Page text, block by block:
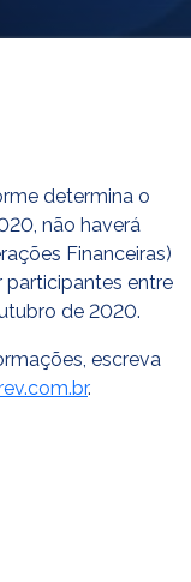
determina o
não haverá
Financeiras)
entre
de 2020.
escreva
.